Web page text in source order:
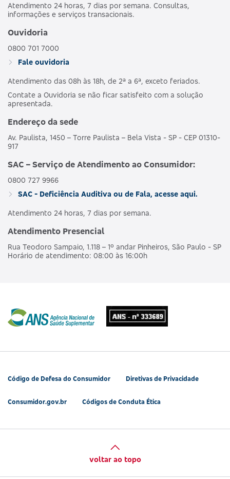
Atendimento 24 horas, 7 dias por semana. Consultas,
informações e serviços transacionais.
Ouvidoria
0800 701 7000
Fale ouvidoria
Atendimento das 08h às 18h, de 2ª a 6ª, exceto feriados.
Contate a Ouvidoria se não ficar satisfeito com a solução
apresentada.
Endereço da sede
Av. Paulista, 1450 – Torre Paulista – Bela Vista - SP - CEP 01310-
917
SAC – Serviço de Atendimento ao Consumidor:
0800 727 9966
SAC - Deficiência Auditiva ou de Fala, acesse aqui.
Atendimento 24 horas, 7 dias por semana.
Atendimento Presencial
Rua Teodoro Sampaio, 1.118 – 1º andar Pinheiros, São Paulo - SP
Horário de atendimento: 08:00 às 16:00h
Código de Defesa do Consumidor Diretivas de Privacidade
Consumidor.gov.br Códigos de Conduta Ética
voltar ao topo